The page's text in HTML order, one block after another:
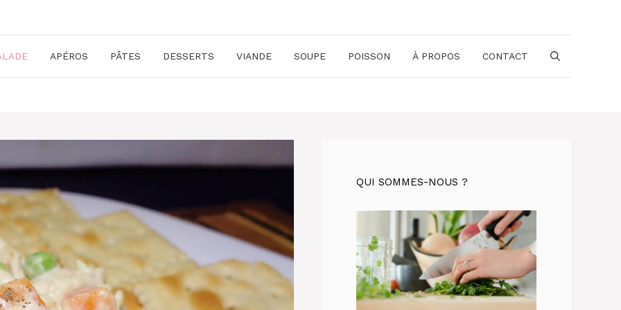
APÉROS PÂTES DESSERTS VIANDE SOUPE POISSON À PROPOS CONTACT
QUI SOMMES-NOUS ?